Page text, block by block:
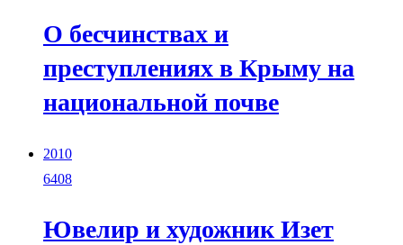
О бесчинствах и
преступлениях в Крыму на
национальной почве
2010
6408
Ювелир и художник Изет